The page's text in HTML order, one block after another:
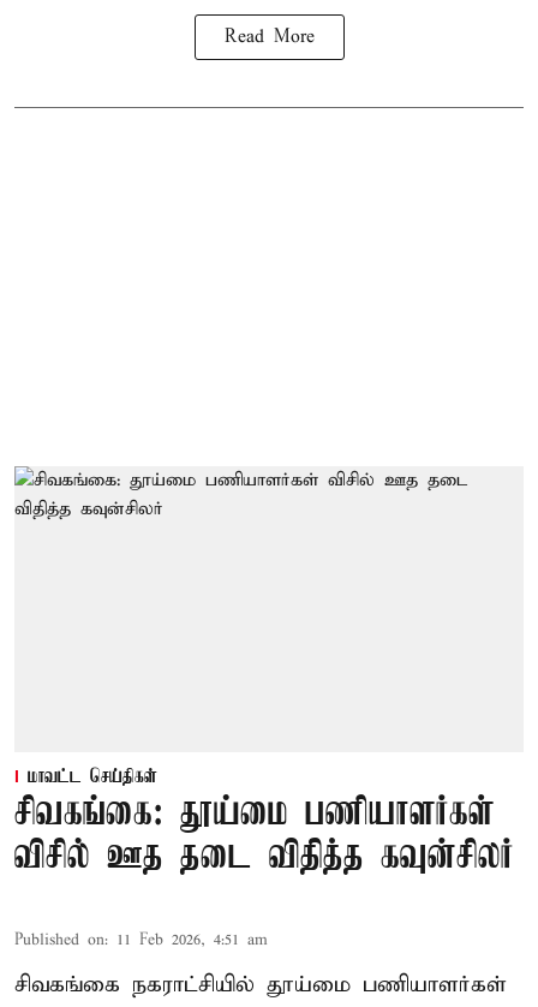
Read More
மாவட்ட செய்திகள்
சிவகங்கை: தூய்மை பணியாளர்கள்
விசில் ஊத தடை விதித்த கவுன்சிலர்
Published on: 11 Feb 2026, 4:51 am
சிவகங்கை நகராட்சியில் தூய்மை பணியாளர்கள்